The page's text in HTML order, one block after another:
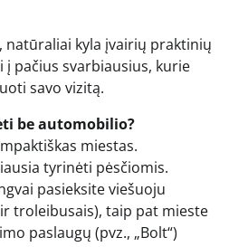
natūraliai kyla įvairių praktinių
į pačius svarbiausius, kurie
savo vizitą.
be automobilio?
miestas.
tyrinėti pėsčiomis.
pasieksite viešuoju
troleibusais), taip pat mieste
paslaugų (pvz., „Bolt“)